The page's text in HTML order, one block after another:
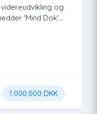
og
'Mind Dok'...
1.000.000 DKK